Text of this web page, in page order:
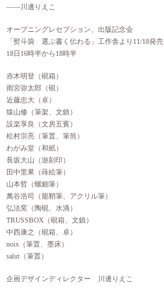
——川邊りえこ
オープニングレセプション、出版記念会
「熨斗袋 選ぶ書く伝わる」工作舎より11/18発売
18日16時半から18時半
赤木明登（硯箱）
雨宮弥太郎（硯）
近藤忠大（卓）
猿山修（筆架、文鎮）
設楽享良（文房五賓）
松村宗亮（筆置、筆筒）
わがみ堂（和紙）
長坂大山（游刻印）
田中里果（蒔絵筆）
山本哲（螺鈿筆）
萬谷浩司（籠鞘筆、アクリル筆）
弘法窯（陶硯、水滴）
TRUSSBOX（硯箱、文鎮）
中西康之（硯箱、卓）
noix（筆置、墨床）
salut（筆置）
企画デザインディレクター 川邊りえこ